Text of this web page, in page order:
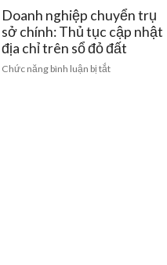
gỡ
nút
thắt
hồi
giấy
phép
doanh
làm
trang
trại
công
nghệ
Doanh nghiệp chuyển trụ
sở chính: Thủ tục cập nhật
địa chỉ trên sổ đỏ đất
Chức năng bình luận bị tắtở